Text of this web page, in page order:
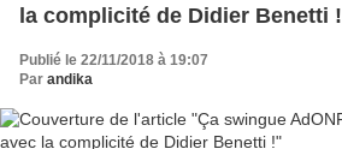
la complicité de Didier Benetti !
Publié le 22/11/2018 à 19:07
Par andika